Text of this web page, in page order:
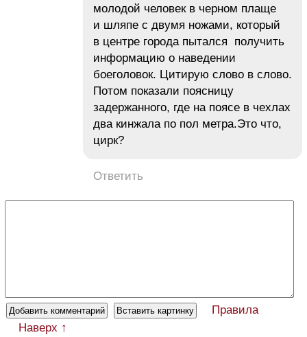
молодой человек в черном плаще
и шляпе с двумя ножами, который
в центре города пытался получить
информацию о наведении
боеголовок. Цитирую слово в слово.
Потом показали поясницу
задержанного, где на поясе в чехлах
два кинжала по пол метра.Это что,
цирк?
Ответить
Правила
Наверх ↑